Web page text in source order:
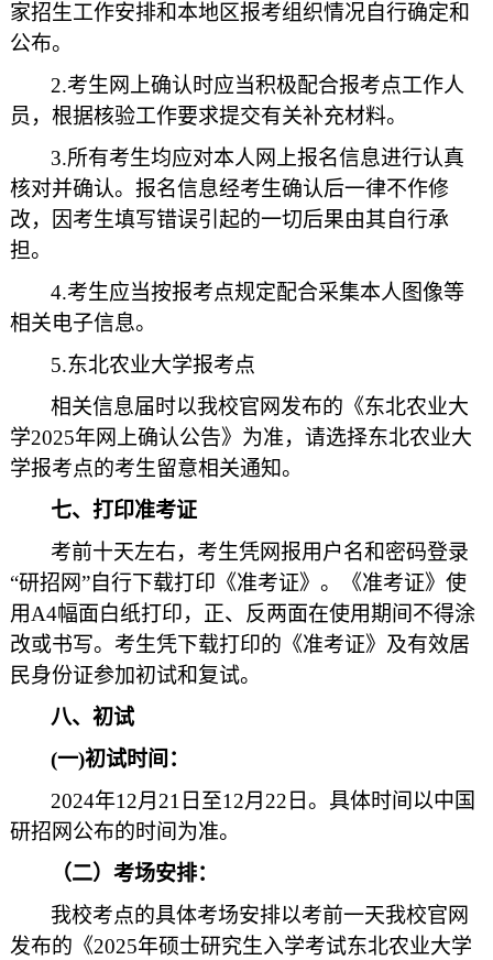
家招生工作安排和本地区报考组织情况自行确定和
公布。
2.考生网上确认时应当积极配合报考点工作人
员，根据核验工作要求提交有关补充材料。
3.所有考生均应对本人网上报名信息进行认真
核对并确认。报名信息经考生确认后一律不作修
改，因考生填写错误引起的一切后果由其自行承
担。
4.考生应当按报考点规定配合采集本人图像等
相关电子信息。
5.东北农业大学报考点
相关信息届时以我校官网发布的《东北农业大
学2025年网上确认公告》为准，请选择东北农业大
学报考点的考生留意相关通知。
七、打印准考证
考前十天左右，考生凭网报用户名和密码登录
“研招网”自行下载打印《准考证》。《准考证》使
用A4幅面白纸打印，正、反两面在使用期间不得涂
改或书写。考生凭下载打印的《准考证》及有效居
民身份证参加初试和复试。
八、初试
(一)初试时间：
2024年12月21日至12月22日。具体时间以中国
研招网公布的时间为准。
（二）考场安排：
我校考点的具体考场安排以考前一天我校官网
发布的《2025年硕士研究生入学考试东北农业大学